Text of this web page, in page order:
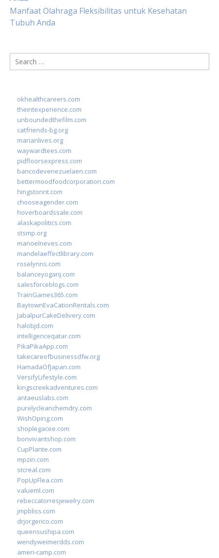
Manfaat Olahraga Fleksibilitas untuk Kesehatan
Tubuh Anda
Search
for:
okhealthcareers.com
theintexperience.com
unboundedthefilm.com
catfriends-bg.org
marianlives.org
waywardtees.com
pidfloorsexpress.com
bancodevenezuelaen.com
bettermoodfoodcorporation.com
hingstonnt.com
chooseagender.com
hoverboardssale.com
alaskapolitics.com
stsmp.org
manoelneves.com
mandelaeffectlibrary.com
roselynns.com
balanceyoganj.com
salesforceblogs.com
TrainGames365.com
BaytownEvaCationRentals.com
JabalpurCakeDelivery.com
halobjd.com
intelligenceqatar.com
PikaPikaApp.com
takecareofbusinessdfw.org
HamadaOfJapan.com
VersifyLifestyle.com
kingscreekadventures.com
antaeuslabs.com
purelycleanchemdry.com
WishOping.com
shoplegacee.com
bonvivantshop.com
CupPlante.com
mpzin.com
stcreal.com
PopUpFlea.com
valueml.com
rebeccatorresjewelry.com
jmpbliss.com
drjorgerico.com
queensushipa.com
wendyweimerdds.com
ameri-camp.com